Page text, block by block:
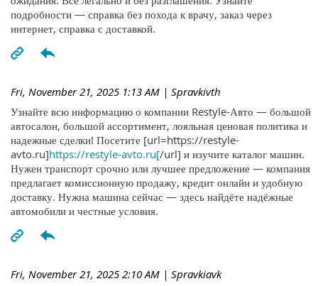
подробности — справка без похода к врачу, заказ через
интернет, справка с доставкой.
Fri, November 21, 2025 1:13 AM | Spravkivth
Узнайте всю информацию о компании Restyle-Авто — большой
автосалон, большой ассортимент, лояльная ценовая политика и
надежные сделки! Посетите [url=https://restyle-
avto.ru]https://restyle-avto.ru[/url] и изучите каталог машин.
Нужен транспорт срочно или лучшее предложение — компания
предлагает комиссионную продажу, кредит онлайн и удобную
доставку. Нужна машина сейчас — здесь найдёте надёжные
автомобили и честные условия.
Fri, November 21, 2025 2:10 AM | Spravkiavk